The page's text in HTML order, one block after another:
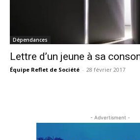
Dépendances
Lettre d’un jeune à sa
Équipe Reflet de Société - 28 février 2017
- Advertisment -